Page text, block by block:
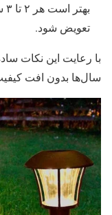
تعویض شود.
با رعایت این نکات
سال‌ها بدون افت